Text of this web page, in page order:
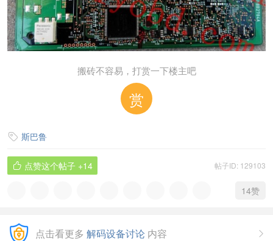
搬砖不容易，打赏一下楼主吧
赏
 斯巴鲁
帖子ID: 129103
 点赞这个帖子 +14
14赞

点击看更多 解码设备讨论 内容